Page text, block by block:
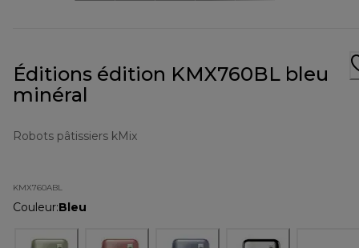
Éditions édition KMX760BL bleu
minéral
Robots pâtissiers kMix
KMX760ABL
Couleur:Bleu